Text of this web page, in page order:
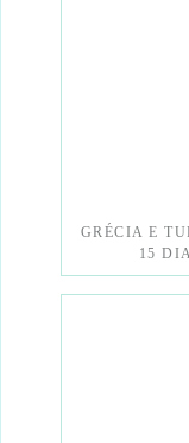
GRÉCIA E
15